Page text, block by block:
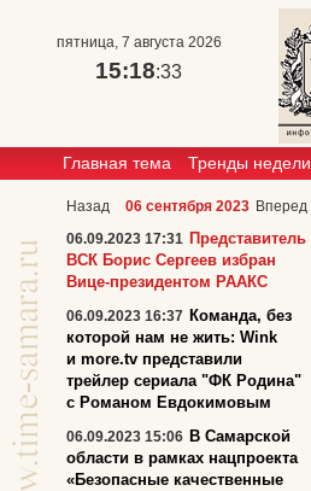
пятница, 7 августа 2026
15:18:33
Главная тема Тренды недели
Назад 06 сентября 2023 Вперед
06.09.2023 17:31 Представитель
ВСК Борис Сергеев избран
Вице-президентом РААКС
06.09.2023 16:37 Команда, без
которой нам не жить: Wink
и more.tv представили
трейлер сериала "ФК Родина"
с Романом Евдокимовым
06.09.2023 15:06 В Самарской
области в рамках нацпроекта
«Безопасные качественные